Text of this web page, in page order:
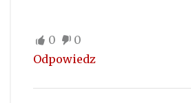
0
0
Odpowiedz